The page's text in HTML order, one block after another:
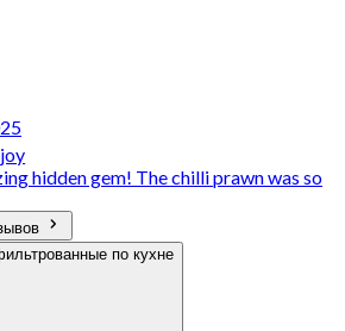
hidden gem! The chilli prawn was so
по кухне